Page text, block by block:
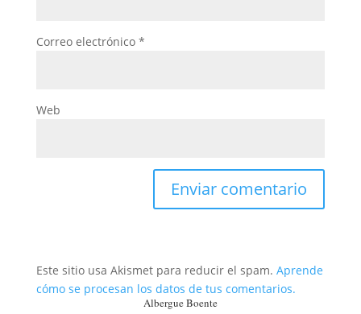
Correo electrónico *
Web
Este sitio usa Akismet para reducir el spam. Aprende
cómo se procesan los datos de tus comentarios.
Albergue Boente